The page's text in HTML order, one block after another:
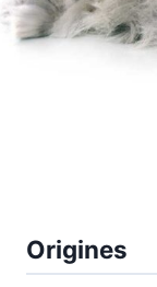
Origines